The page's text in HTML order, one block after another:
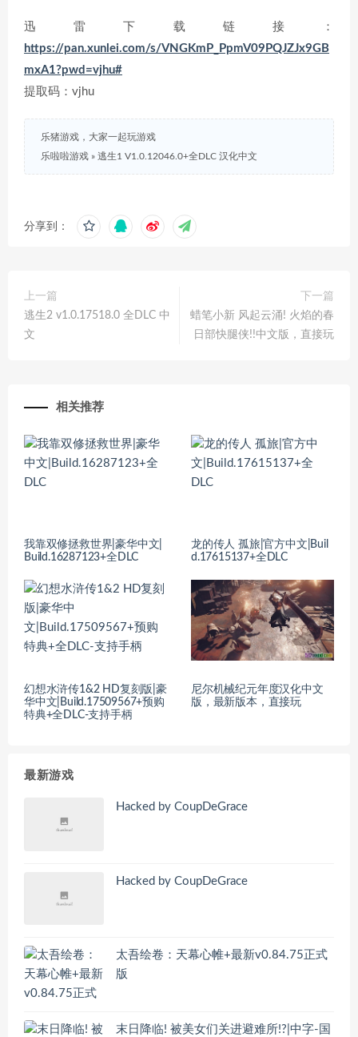
迅雷下载链接：
https://pan.xunlei.com/s/VNGKmP_PpmV09PQJZJx9GB
mxA1?pwd=vjhu#
提取码：vjhu
乐猪游戏，大家一起玩游戏
乐啦啦游戏 » 逃生1 V1.0.12046.0+全DLC 汉化中文
分享到：
上一篇
逃生2 v1.0.17518.0 全DLC 中
文
下一篇
蜡笔小新 风起云涌! 火焰的春
日部快腿侠!!中文版，直接玩
相关推荐
我靠双修拯救世界|豪华中文|
Build.16287123+全DLC
龙的传人 孤旅|官方中文|Buil
d.17615137+全DLC
幻想水浒传1&2 HD复刻版|豪
华中文|Build.17509567+预购
特典+全DLC-支持手柄
尼尔机械纪元年度汉化中文
版，最新版本，直接玩
最新游戏
Hacked by CoupDeGrace
Hacked by CoupDeGrace
太吾绘卷：天幕心帷+最新v0.84.75正式
版
末日降临! 被美女们关进避难所!?|中字-国